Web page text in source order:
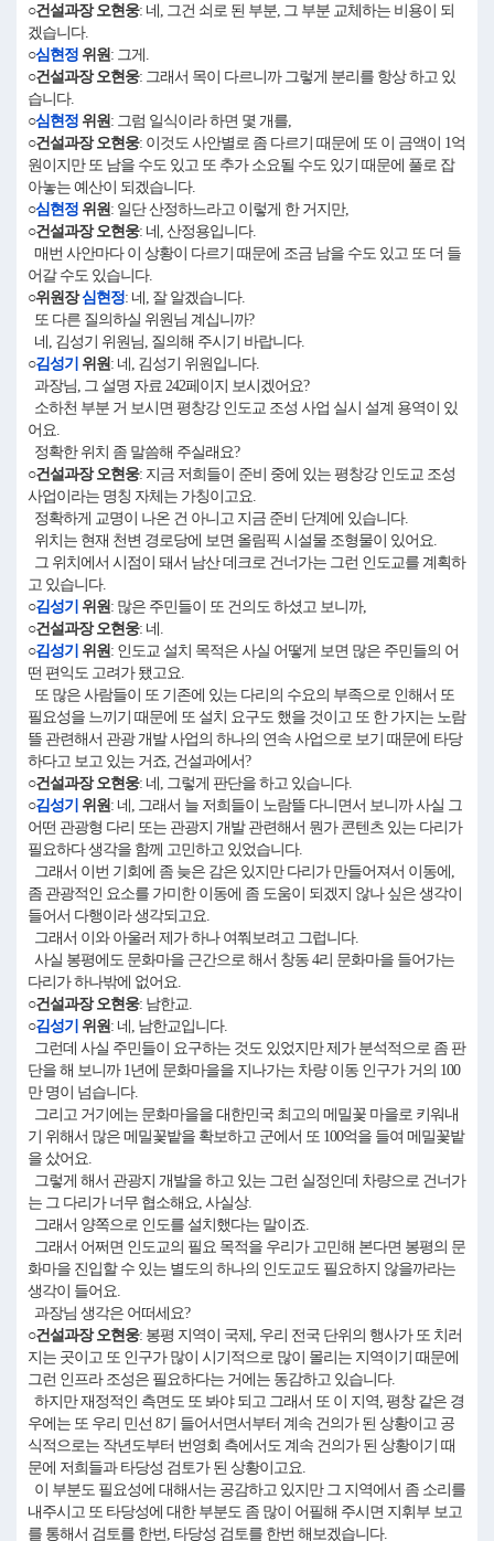
○건설과장 오현웅: 네, 그건 쇠로 된 부분, 그 부분 교체하는 비용이 되
겠습니다.
○심현정 위원: 그게.
○건설과장 오현웅: 그래서 목이 다르니까 그렇게 분리를 항상 하고 있
습니다.
○심현정 위원: 그럼 일식이라 하면 몇 개를,
○건설과장 오현웅: 이것도 사안별로 좀 다르기 때문에 또 이 금액이 1억
원이지만 또 남을 수도 있고 또 추가 소요될 수도 있기 때문에 풀로 잡
아놓는 예산이 되겠습니다.
○심현정 위원: 일단 산정하느라고 이렇게 한 거지만,
○건설과장 오현웅: 네, 산정용입니다.
매번 사안마다 이 상황이 다르기 때문에 조금 남을 수도 있고 또 더 들
어갈 수도 있습니다.
○위원장심현정: 네, 잘 알겠습니다.
또 다른 질의하실 위원님 계십니까?
네, 김성기 위원님, 질의해 주시기 바랍니다.
○김성기 위원: 네, 김성기 위원입니다.
과장님, 그 설명 자료 242페이지 보시겠어요?
소하천 부분 거 보시면 평창강 인도교 조성 사업 실시 설계 용역이 있
어요.
정확한 위치 좀 말씀해 주실래요?
○건설과장 오현웅: 지금 저희들이 준비 중에 있는 평창강 인도교 조성
사업이라는 명칭 자체는 가칭이고요.
정확하게 교명이 나온 건 아니고 지금 준비 단계에 있습니다.
위치는 현재 천변 경로당에 보면 올림픽 시설물 조형물이 있어요.
그 위치에서 시점이 돼서 남산 데크로 건너가는 그런 인도교를 계획하
고 있습니다.
○김성기 위원: 많은 주민들이 또 건의도 하셨고 보니까,
○건설과장 오현웅: 네.
○김성기 위원: 인도교 설치 목적은 사실 어떻게 보면 많은 주민들의 어
떤 편익도 고려가 됐고요.
또 많은 사람들이 또 기존에 있는 다리의 수요의 부족으로 인해서 또
필요성을 느끼기 때문에 또 설치 요구도 했을 것이고 또 한 가지는 노람
뜰 관련해서 관광 개발 사업의 하나의 연속 사업으로 보기 때문에 타당
하다고 보고 있는 거죠, 건설과에서?
○건설과장 오현웅: 네, 그렇게 판단을 하고 있습니다.
○김성기 위원: 네, 그래서 늘 저희들이 노람뜰 다니면서 보니까 사실 그
어떤 관광형 다리 또는 관광지 개발 관련해서 뭔가 콘텐츠 있는 다리가
필요하다 생각을 함께 고민하고 있었습니다.
그래서 이번 기회에 좀 늦은 감은 있지만 다리가 만들어져서 이동에,
좀 관광적인 요소를 가미한 이동에 좀 도움이 되겠지 않나 싶은 생각이
들어서 다행이라 생각되고요.
그래서 이와 아울러 제가 하나 여쭤보려고 그럽니다.
사실 봉평에도 문화마을 근간으로 해서 창동 4리 문화마을 들어가는
다리가 하나밖에 없어요.
○건설과장 오현웅: 남한교.
○김성기 위원: 네, 남한교입니다.
그런데 사실 주민들이 요구하는 것도 있었지만 제가 분석적으로 좀 판
단을 해 보니까 1년에 문화마을을 지나가는 차량 이동 인구가 거의 100
만 명이 넘습니다.
그리고 거기에는 문화마을을 대한민국 최고의 메밀꽃 마을로 키워내
기 위해서 많은 메밀꽃밭을 확보하고 군에서 또 100억을 들여 메밀꽃밭
을 샀어요.
그렇게 해서 관광지 개발을 하고 있는 그런 실정인데 차량으로 건너가
는 그 다리가 너무 협소해요, 사실상.
그래서 양쪽으로 인도를 설치했다는 말이죠.
그래서 어쩌면 인도교의 필요 목적을 우리가 고민해 본다면 봉평의 문
화마을 진입할 수 있는 별도의 하나의 인도교도 필요하지 않을까라는
생각이 들어요.
과장님 생각은 어떠세요?
○건설과장 오현웅: 봉평 지역이 국제, 우리 전국 단위의 행사가 또 치러
지는 곳이고 또 인구가 많이 시기적으로 많이 몰리는 지역이기 때문에
그런 인프라 조성은 필요하다는 거에는 동감하고 있습니다.
하지만 재정적인 측면도 또 봐야 되고 그래서 또 이 지역, 평창 같은 경
우에는 또 우리 민선 8기 들어서면서부터 계속 건의가 된 상황이고 공
식적으로는 작년도부터 번영회 측에서도 계속 건의가 된 상황이기 때
문에 저희들과 타당성 검토가 된 상황이고요.
이 부분도 필요성에 대해서는 공감하고 있지만 그 지역에서 좀 소리를
내주시고 또 타당성에 대한 부분도 좀 많이 어필해 주시면 지휘부 보고
를 통해서 검토를 한번, 타당성 검토를 한번 해보겠습니다.